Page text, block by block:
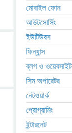
মোবাইল ফোন
আউটসোর্সিং
ইউটিউবস
ফিন্যান্স
ব্লগ ও ওয়েবসাইট
সিম অপারেটর
নেটওয়ার্ক
প্রোগ্রামিং
ইন্টারনেট